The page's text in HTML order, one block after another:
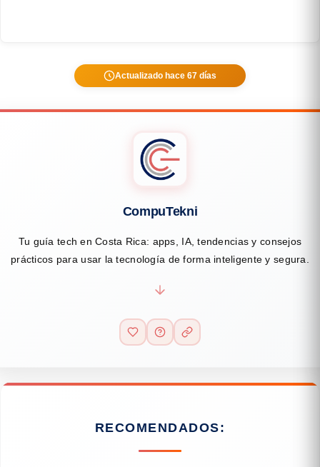
Actualizado hace 67 días
CompuTekni
Tu guía tech en Costa Rica: apps, IA, tendencias y consejos
prácticos para usar la tecnología de forma inteligente y segura.
RECOMENDADOS: